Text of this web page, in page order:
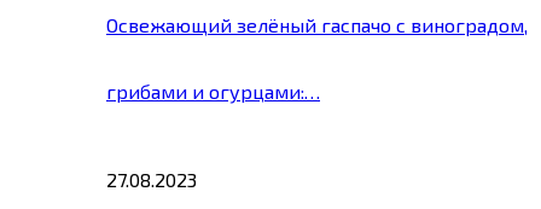
Освежающий зелёный гаспачо с виноградом,
грибами и огурцами:…
27.08.2023